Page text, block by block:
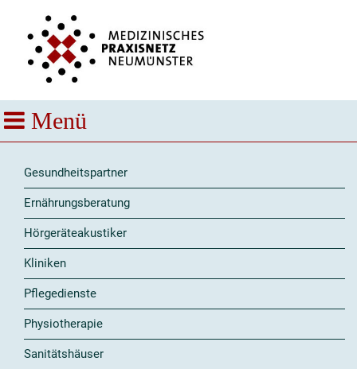
Gesundheitspartner
Ernährungsberatung
Hörgeräteakustiker
Kliniken
Pflegedienste
Physiotherapie
Sanitätshäuser